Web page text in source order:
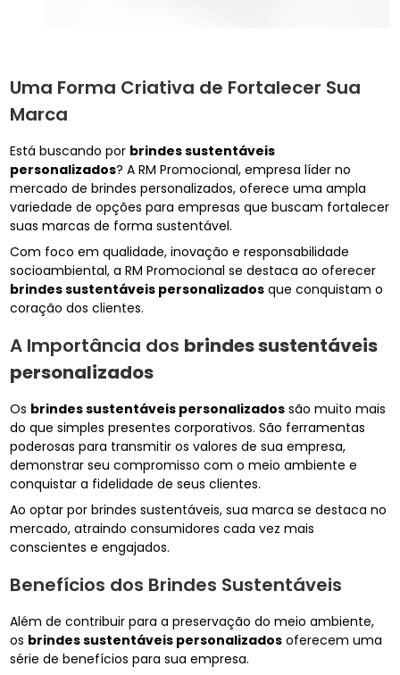
Uma Forma Criativa de Fortalecer Sua
Marca
Está buscando por brindes sustentáveis
personalizados? A RM Promocional, empresa líder no
mercado de brindes personalizados, oferece uma ampla
variedade de opções para empresas que buscam fortalecer
suas marcas de forma sustentável.
Com foco em qualidade, inovação e responsabilidade
socioambiental, a RM Promocional se destaca ao oferecer
brindes sustentáveis personalizados que conquistam o
coração dos clientes.
A Importância dos brindes sustentáveis
personalizados
Os brindes sustentáveis personalizados são muito mais
do que simples presentes corporativos. São ferramentas
poderosas para transmitir os valores de sua empresa,
demonstrar seu compromisso com o meio ambiente e
conquistar a fidelidade de seus clientes.
Ao optar por brindes sustentáveis, sua marca se destaca no
mercado, atraindo consumidores cada vez mais
conscientes e engajados.
Benefícios dos Brindes Sustentáveis
Além de contribuir para a preservação do meio ambiente,
os brindes sustentáveis personalizados oferecem uma
série de benefícios para sua empresa.